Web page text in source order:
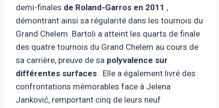
demi-finales de Roland-Garros en 2011 ,
démontrant ainsi sa régularité dans les tournois du
Grand Chelem. Bartoli a atteint les quarts de finale
des quatre tournois du Grand Chelem au cours de
sa carrière, preuve de sa polyvalence sur
différentes surfaces . Elle a également livré des
confrontations mémorables face à Jelena
Janković, remportant cinq de leurs neuf